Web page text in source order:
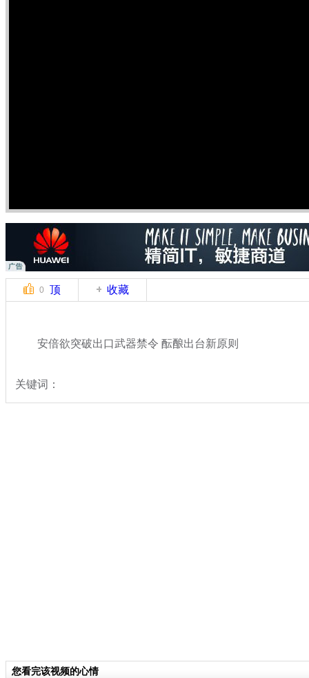
0 顶 收藏
安倍欲突破出口武器禁令 酝酿出台新原则
关键词：
您看完该视频的心情